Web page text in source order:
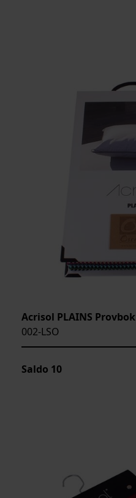
Acrisol PLAINS Provbok
002-LSO
Saldo 10